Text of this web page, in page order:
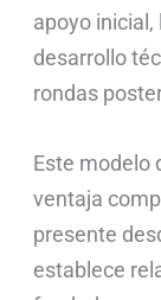
apoyo
desarrollo
rondas
Este modelo
ventaja
presente
establece